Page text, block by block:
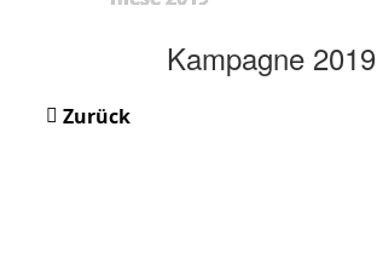
Kampagne 2019
Zurück